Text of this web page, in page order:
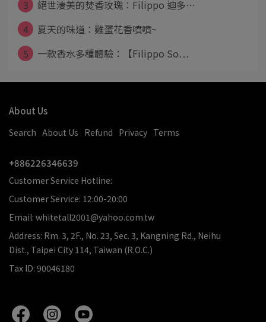
3
絕世淒美的焚香玫瑰：Filippo 迪多⋯
4
夏天的味道：雞蛋花香噴噴~
5
一款香水多種體驗：【Filippo So⋯
About Us
Search About Us Refund Privacy Terms
+886226346639
Customer Service Hotline:
Customer Service: 12:00-20:00
Email: whitetall2001@yahoo.com.tw
Address: Rm. 3, 2F., No. 23, Sec. 3, Kangning Rd., Neihu
Dist., Taipei City 114, Taiwan (R.O.C.)
Tax ID: 90046180